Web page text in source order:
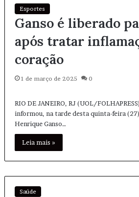
Esportes
Ganso é liberado
após tratar
coração
1 de março de 2025 0
RIO DE JANEIRO, RJ (UOL/
informou, na tarde desta quinta-feira
Henrique Ganso…
Leia mais »
Saúde